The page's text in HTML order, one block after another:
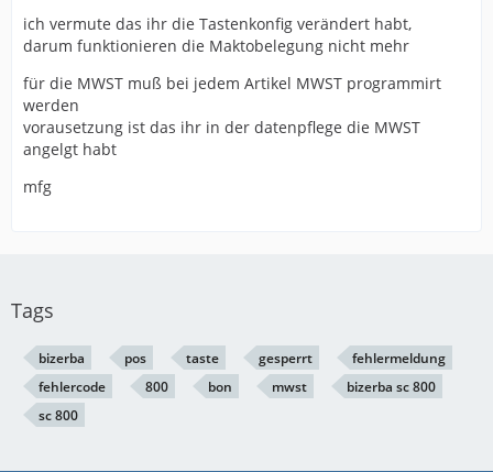
ich vermute das ihr die Tastenkonfig verändert habt,
darum funktionieren die Maktobelegung nicht mehr
für die MWST muß bei jedem Artikel MWST programmirt
werden
vorausetzung ist das ihr in der datenpflege die MWST
angelgt habt
mfg
Tags
bizerba pos taste gesperrt
fehlermeldung
fehlercode
800 bon mwst
bizerba sc 800
sc 800